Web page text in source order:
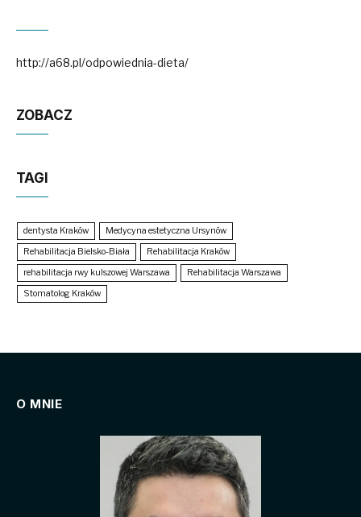
http://a68.pl/odpowiednia-dieta/
ZOBACZ
TAGI
dentysta Kraków
Medycyna estetyczna Ursynów
Rehabilitacja Bielsko-Biała
Rehabilitacja Kraków
rehabilitacja rwy kulszowej Warszawa
Rehabilitacja Warszawa
Stomatolog Kraków
O MNIE